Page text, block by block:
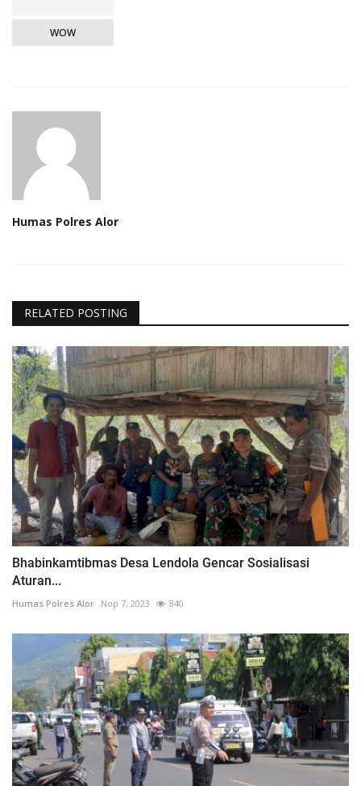
WOW
Humas Polres Alor
RELATED POSTING
Bhabinkamtibmas Desa Lendola Gencar Sosialisasi
Aturan...
Humas Polres Alor Nop 7, 2023 840